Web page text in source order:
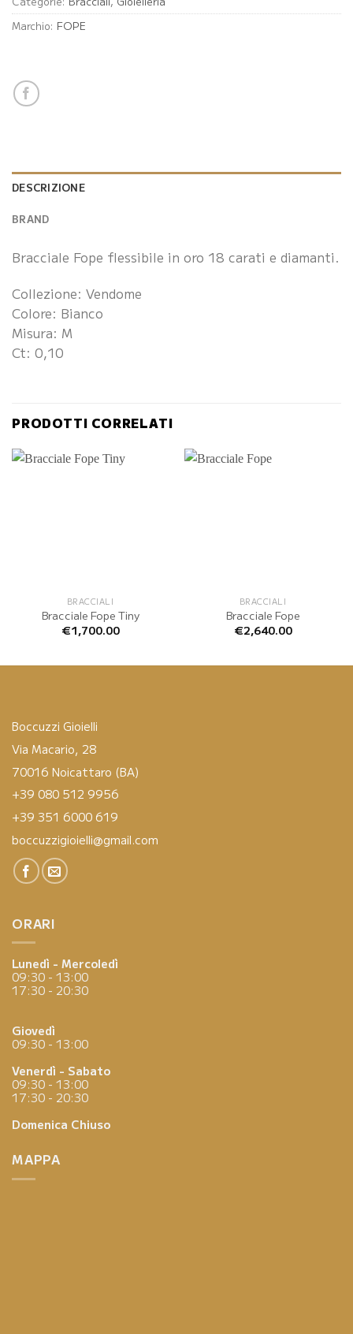
Marchio: FOPE
DESCRIZIONE
BRAND
Bracciale Fope flessibile in oro 18 carati e diamanti.
Collezione: Vendome
Colore: Bianco
Misura: M
Ct: 0,10
PRODOTTI CORRELATI
BRACCIALI
Bracciale Fope Tiny
€1,700.00
BRACCIALI
Bracciale Fope
€2,640.00
Boccuzzi Gioielli
Via Macario, 28
70016 Noicattaro (BA)
+39 080 512 9956
+39 351 6000 619
boccuzzigioielli@gmail.com
ORARI
Lunedì - Mercoledì
09:30 - 13:00
17:30 - 20:30
Giovedì
09:30 - 13:00
Venerdì - Sabato
09:30 - 13:00
17:30 - 20:30
Domenica Chiuso
MAPPA